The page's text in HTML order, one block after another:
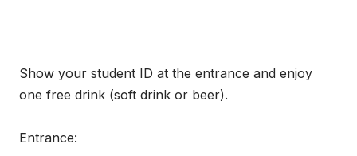
Show your student ID at the entrance and enjoy
one free drink (soft drink or beer).
Entrance: